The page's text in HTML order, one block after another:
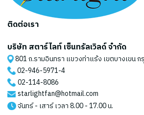
ติดต่อเรา
บริษัท สตาร์ไลท์ เซ็นทรัลเวิลด์ จำกัด
801 ถ.รามอินทรา แขวงท่าแร้ง เขตบางเขน
02-946-5971-4
02-114-8086
starlightfan@hotmail.com
จันทร์ - เสาร์ เวลา 8.00 - 17.00 น.